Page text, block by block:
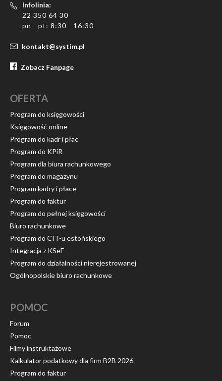
Infolinia:
22 350 64 30
pn - pt: 8:30 - 16:30
kontakt@systim.pl
Zobacz Fanpage
OFERTA
Program do księgowości
Księgowość online
Program do kadr i płac
Program do KPiR
Program dla biura rachunkowego
Program do magazynu
Program kadry i płace
Program do faktur
Program do pełnej księgowości
Biuro rachunkowe
Program do CIT-u estońskiego
Integracja z KSeF
Program do działalności nierejestrowanej
Ogólnopolskie biuro rachunkowe
POMOC
Forum
Pomoc
Filmy instruktażowe
Kalkulator podatkowy dla firm B2B 2026
Program do faktur